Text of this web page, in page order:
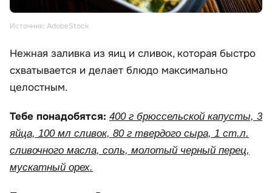
Источник: AdobeStock
Нежная заливка из яиц и сливок, которая быстро
схватывается и делает блюдо максимально
целостным.
Тебе понадобятся: 400 г брюссельской капусты, 3
яйца, 100 мл сливок, 80 г твердого сыра, 1 ст.л.
сливочного масла, соль, молотый черный перец,
мускатный орех.